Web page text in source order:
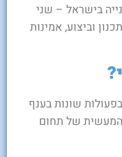
בישראל – שני
וביצוע, אמינות
שונות בענף
המעשית של תחום